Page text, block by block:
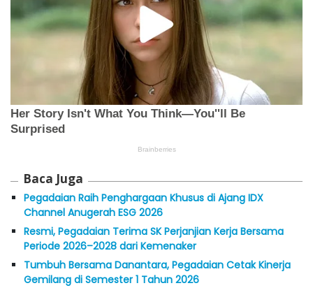
Baca Juga
Pegadaian Raih Penghargaan Khusus di Ajang IDX
Channel Anugerah ESG 2026
Resmi, Pegadaian Terima SK Perjanjian Kerja Bersama
Periode 2026–2028 dari Kemenaker
Tumbuh Bersama Danantara, Pegadaian Cetak Kinerja
Gemilang di Semester 1 Tahun 2026